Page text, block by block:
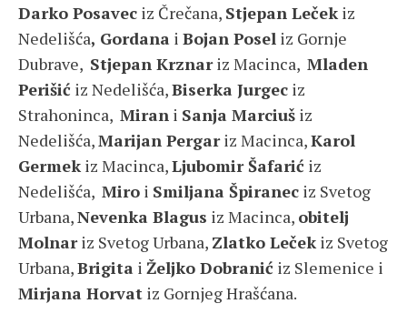
Darko Posavec iz Črečana, Stjepan Lečekiz
Nedelišća, Gordana i Bojan Posel iz Gornje
Dubrave, Stjepan Krznariz Macinca, Mladen
Perišić iz Nedelišća,Biserka Jurgec iz
Strahoninca, Miran i Sanja Marciuš iz
Nedelišća,Marijan Pergariz Macinca,Karol
Germekiz Macinca,Ljubomir Šafarić iz
Nedelišća, Miro i Smiljana Špiranec iz Svetog
Urbana,Nevenka Blagus iz Macinca, obitelj
Molnariz Svetog Urbana, Zlatko Lečekiz Svetog
Urbana,Brigita i Željko Dobranić iz Slemenice i
Mirjana Horvat iz Gornjeg Hrašćana.